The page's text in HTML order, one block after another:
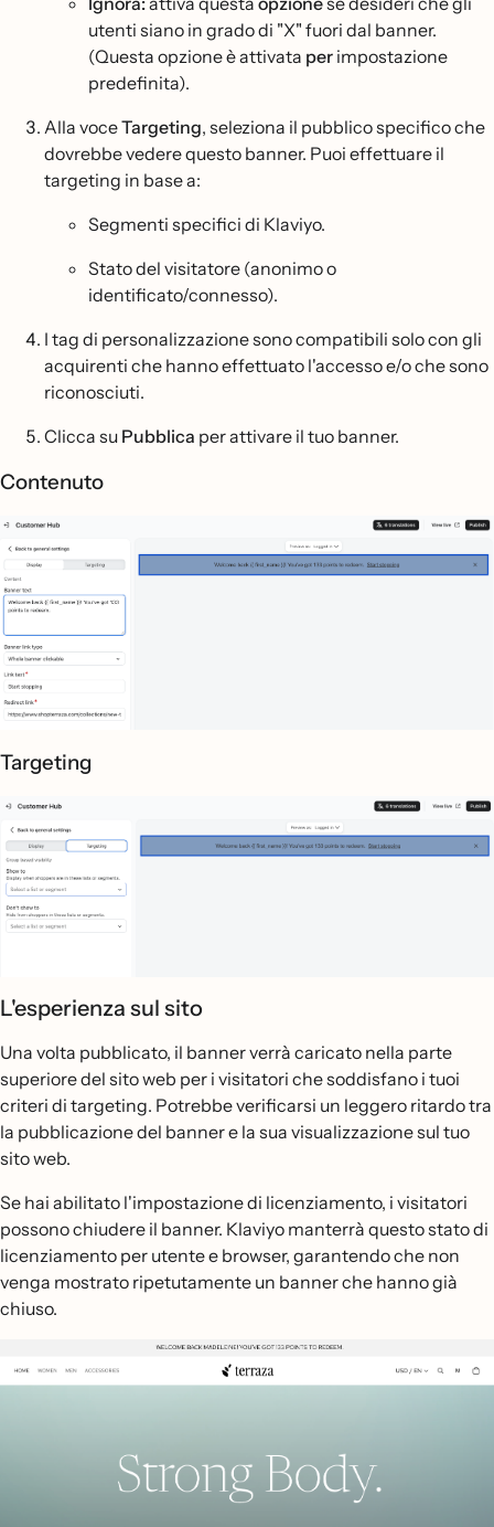
utenti siano in grado di "X" fuori dal banner.
(Questa opzione è attivata per impostazione
predefinita).
Alla voceTargeting, seleziona il pubblico specifico che
dovrebbe vedere questo banner. Puoi effettuare il
targeting in base a:
Segmenti specifici di Klaviyo.
Stato del visitatore (anonimo o
identificato/connesso).
I tag di personalizzazione sono compatibili solo con gli
acquirenti che hanno effettuato l'accesso e/o che sono
riconosciuti.
Clicca su Pubblica per attivare il tuo banner.
Contenuto
Targeting
L'esperienza sul sito
Una volta pubblicato, il banner verrà caricato nella parte
superiore del sito web per i visitatori che soddisfano i tuoi
criteri di targeting. Potrebbe verificarsi un leggero ritardo tra
la pubblicazione del banner e la sua visualizzazione sul tuo
sito web.
Se hai abilitato l'impostazione di licenziamento, i visitatori
possono chiudere il banner. Klaviyo manterrà questo stato di
licenziamento per utente e browser, garantendo che non
venga mostrato ripetutamente un banner che hanno già
chiuso.